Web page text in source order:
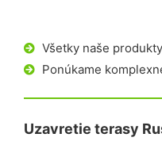
Všetky naše
Ponúkame
Uzavretie terasy